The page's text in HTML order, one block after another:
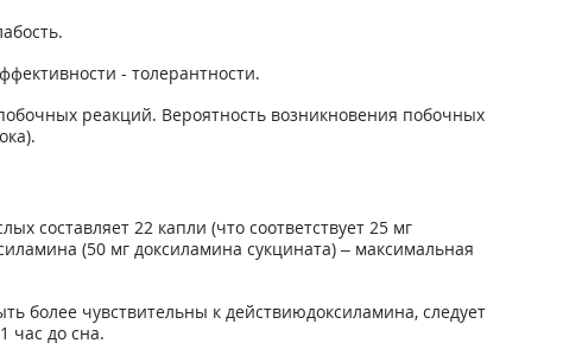
- толерантности.
реакций. Вероятность возникновения побочных
составляет 22 капли (что соответствует 25 мг
(50 мг доксиламина сукцината) – максимальная
чувствительны к действиюдоксиламина, следует
час до сна.